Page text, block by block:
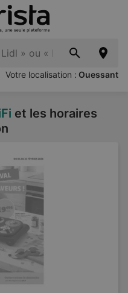
Votre localisation : Ouessant
et les horaires